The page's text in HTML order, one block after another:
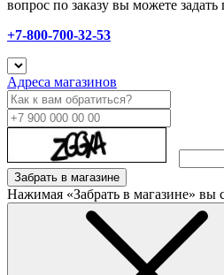
вопрос по заказу вы можете задать
+7-800-700-32-53
Адреса магазинов
Забрать в магазине
Нажимая «Забрать в магазине» вы